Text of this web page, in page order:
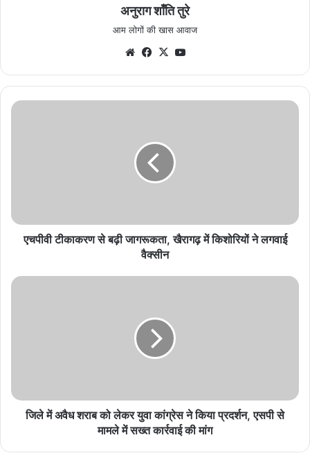
अनुराग शाँति तुरे
आम लोगों की खास आवाज
WebsiteFacebook
X
एचपीवी
ने
लगवाईएचपीवी टीकाकरण से बढ़ी जागरूकता, खैरागढ़ में किशोरियों ने लगवाई
वैक्सीन
जिले
ने
कियाजिले में अवैध शराब को लेकर युवा कांग्रेस ने किया प्रदर्शन, एसपी से
मामले में सख्त कार्रवाई की मांग